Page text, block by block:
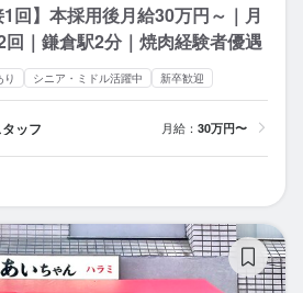
1回】本採用後月給30万円～｜月
｜鎌倉駅2分｜焼肉経験者優遇
り シニア・ミドル活躍中 新卒歓迎
ッフ 月給： 30万円〜